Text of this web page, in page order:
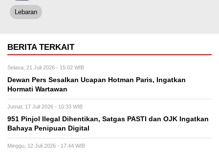
Lebaran
BERITA TERKAIT
Selasa, 21 Juli 2026 - 15:02 WIB
Dewan Pers Sesalkan Ucapan Hotman Paris, Ingatkan
Hormati Wartawan
Jumat, 17 Juli 2026 - 10:33 WIB
951 Pinjol Ilegal Dihentikan, Satgas PASTI dan OJK Ingatkan
Bahaya Penipuan Digital
Minggu, 12 Juli 2026 - 17:44 WIB